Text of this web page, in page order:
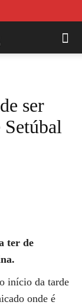
ser
ter de
início da tarde
onde é